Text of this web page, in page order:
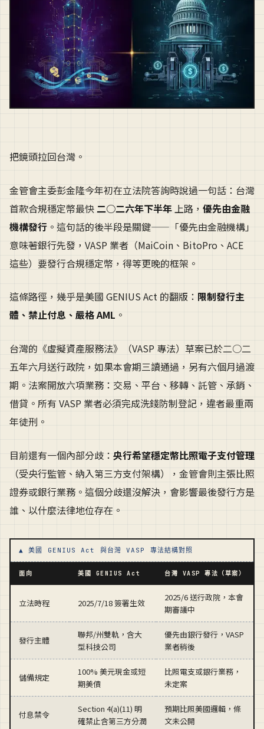
把鏡頭拉回台灣。
金管會主委彭金隆今年初在立法院答詢時說過一句話：台灣
首款合規穩定幣最快二○二六年下半年上路， 優先由金融
機構發行 。這句話的後半段是關鍵——「優先由金融機構」
意味著銀行先發，VASP 業者（MaiCoin、BitoPro、ACE
這些）要發行合規穩定幣，得等更晚的框架。
這條路徑，幾乎是美國 GENIUS Act 的翻版： 限制發行主
體、禁止付息、嚴格 AML 。
台灣的《虛擬資產服務法》（VASP 專法）草案已於二○二
五年六月送行政院，如果本會期三讀通過，另有六個月過渡
期。法案開放六項業務：交易、平台、移轉、託管、承銷、
借貸。所有 VASP 業者必須完成洗錢防制登記，違者最重兩
年徒刑。
目前還有一個內部分歧： 央行希望穩定幣比照電子支付管理
（受央行監管、納入第三方支付架構），金管會則主張比照
證券或銀行業務。這個分歧還沒解決，會影響最後發行方是
誰、以什麼法律地位存在。
▲ 美國 GENIUS Act 與台灣 VASP 專法結構對照
面向 美國 GENIUS Act 台灣 VASP 專法（草案）
立法時程 2025/7/18 簽署生效
2025/6 送行政院，本會
期審議中
發行主體
聯邦/州雙軌，含大
型科技公司
優先由銀行發行，VASP
業者稍後
儲備規定
100% 美元現金或短
期美債
比照電支或銀行業務，
未定案
付息禁令
Section 4(a)(11) 明
確禁止含第三方分潤
預期比照美國邏輯，條
文未公開